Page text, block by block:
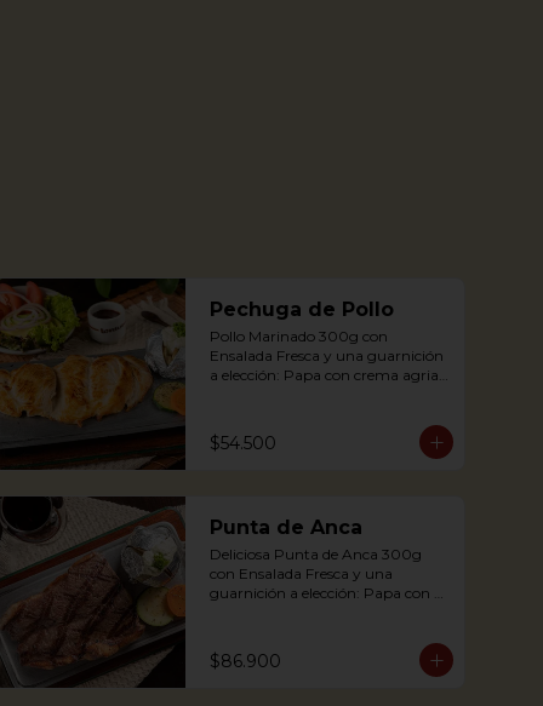
Pechuga de Pollo
Pollo Marinado 300g con
Ensalada Fresca y una guarnición
a elección: Papa con crema agria,
de Yuca, Puré de papa y
arracacha.
baked potato with sour cream,
accompanied with a fresh salad.
$54.500
Punta de Anca
Deliciosa Punta de Anca 300g
con Ensalada Fresca y una
guarnición a elección: Papa con
de quesito, Palitos de Yuca, Puré
de papa y arracacha
$86.900